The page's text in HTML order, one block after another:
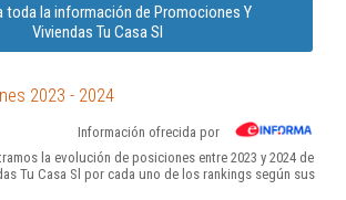
toda la información de Promociones Y
Viviendas Tu Casa Sl
2023 - 2024
Información ofrecida por
la evolución de posiciones entre 2023 y 2024 de
Tu Casa Sl por cada uno de los rankings según sus